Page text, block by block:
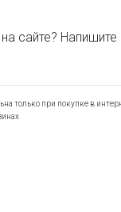
сайте? Напишите
только при покупке в